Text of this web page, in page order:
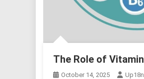
The Role of
October 14, 2025